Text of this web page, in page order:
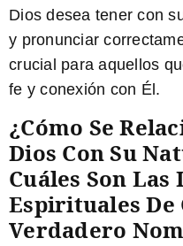
Dios desea tener con
y pronunciar
crucial para aquellos
fe y conexión con Él.
¿Cómo Se
Dios Con Su
Cuáles Son
Espirituales De
Verdadero